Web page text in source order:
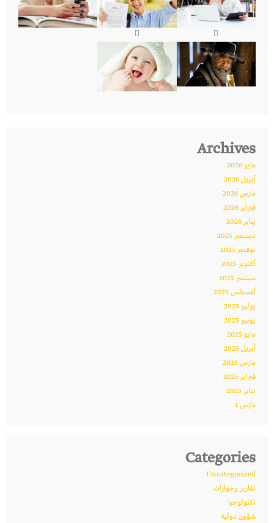
Archives
مايو 2026
أبريل 2026
مارس 2026
فبراير 2026
يناير 2026
ديسمبر 2025
نوفمبر 2025
أكتوبر 2025
سبتمبر 2025
أغسطس 2025
يوليو 2025
يونيو 2025
مايو 2025
أبريل 2025
مارس 2025
فبراير 2025
يناير 2025
مارس 1
Categories
Uncategorized
تقارير وحوارات
تكنولوجيا
شؤون دولية